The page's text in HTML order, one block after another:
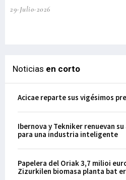
29-Julio-2026
Noticias en corto
Acicae reparte sus vigésimos
Ibernova y Tekniker renuevan
para una industria inteligente
Papelera del Oriak 3,7 milioi
Zizurkilen biomasa planta bat